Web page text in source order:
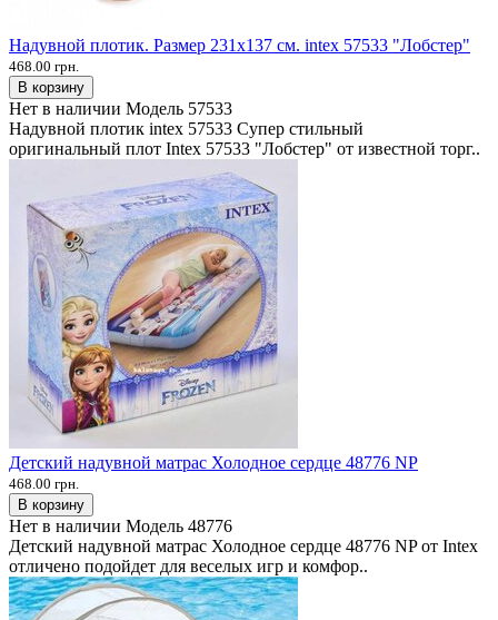
Надувной плотик. Размер 231х137 см. intex 57533 "Лобстер"
468.00 грн.
В корзину
Нет в наличии Модель 57533
Надувной плотик intex 57533 Супер стильный
оригинальный плот Intex 57533 "Лобстер" от известной торг..
Детский надувной матрас Холодное сердце 48776 NP
468.00 грн.
В корзину
Нет в наличии Модель 48776
Детский надувной матрас Холодное сердце 48776 NP от Intex
отличено подойдет для веселых игр и комфор..